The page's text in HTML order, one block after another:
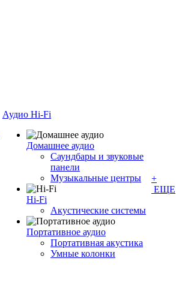
Аудио Hi-Fi
Домашнее аудио
Саундбары и звуковые
панели
Музыкальные центры
Hi-Fi
Акустические системы
Портативное аудио
Портативная акустика
Умные колонки
+
ЕЩЕ